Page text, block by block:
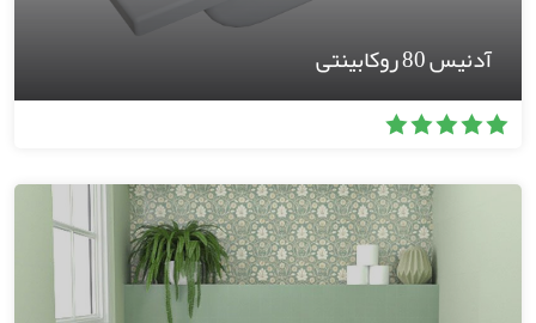
آدنیس 80 روکابینتی